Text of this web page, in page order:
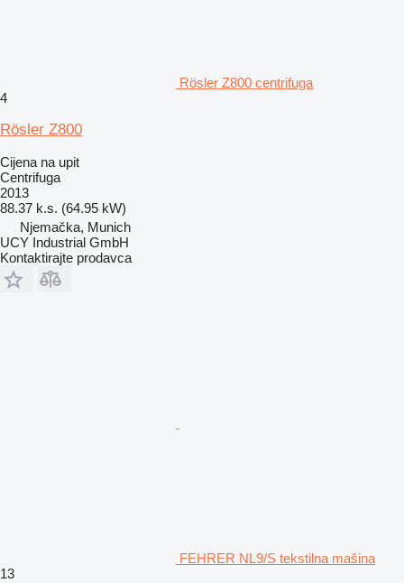
Rösler Z800 centrifuga
4
Rösler Z800
Cijena na upit
Centrifuga
2013
88.37 k.s. (64.95 kW)
Njemačka, Munich
UCY Industrial GmbH
Kontaktirajte prodavca
FEHRER NL9/S tekstilna mašina
13